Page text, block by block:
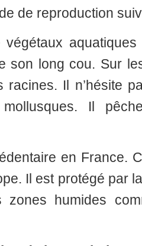
de reproduction
son long cou. Sur
racines. Il n’hésite
mollusques. Il
en France.
Il est protégé par
zones humides